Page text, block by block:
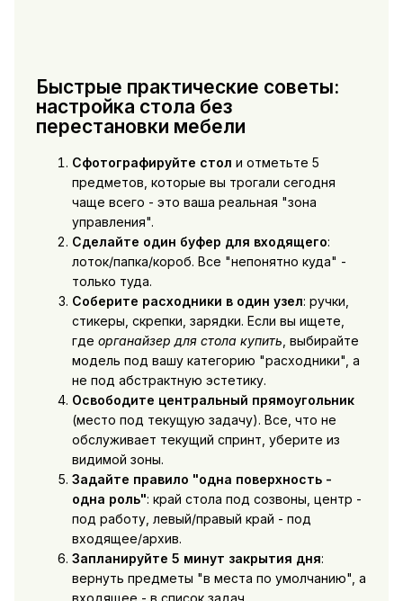
Быстрые практические советы:
настройка стола без
перестановки мебели
Сфотографируйте стол и отметьте 5
предметов, которые вы трогали сегодня
чаще всего - это ваша реальная "зона
управления".
Сделайте один буфер для входящего:
лоток/папка/короб. Все "непонятно куда" -
только туда.
Соберите расходники в один узел: ручки,
стикеры, скрепки, зарядки. Если вы ищете,
где органайзер для стола купить , выбирайте
модель под вашу категорию "расходники", а
не под абстрактную эстетику.
Освободите центральный прямоугольник
(место под текущую задачу). Все, что не
обслуживает текущий спринт, уберите из
видимой зоны.
Задайте правило "одна поверхность -
одна роль": край стола под созвоны, центр -
под работу, левый/правый край - под
входящее/архив.
Запланируйте 5 минут закрытия дня:
вернуть предметы "в места по умолчанию", а
входящее - в список задач.